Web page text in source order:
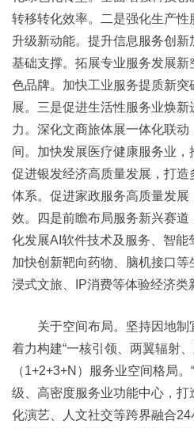
转移转化效率。二是强化生产
升级新动能。提升信息服务创新
基础支撑。拓展专业服务发展
色品牌。加快工业服务提质新
展。三是促进生活性服务业焕
力。深化文商旅体展一体化联
间。加快发展医疗健康服务业，
促进银发经济高质量发展，打
体系。促进家政服务高质量发
效。四是前瞻布局服务新兴赛
化发展AI软件技术及服务、智能
加快创新靶向药物、脑机接口
浸式文旅、IP消费等体验经济类
关于空间布局。坚持因地制
着力构建“一核引领、两翼辐射
（1+2+3+N）服务业空间格局
级、高密度服务业功能中心，
化演艺、人文社交等跨界融合24